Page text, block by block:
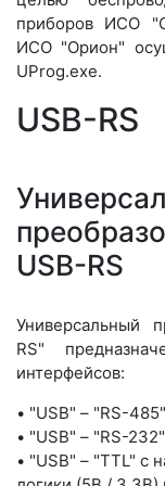
приборов ИСО
ИСО "Орион"
UProg.exe.
USB-RS
USB-RS
Универсальный
RS"
интерфейсов:
• "USB" – "RS-
• "USB" – "RS-
• "USB" – "TTL" с